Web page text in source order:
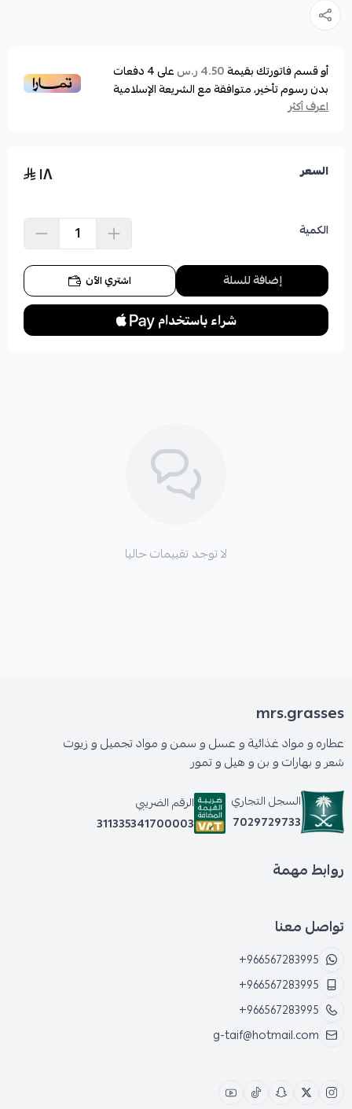
أو قسم فاتورتك بقيمة4.50 ر.س على4دفعات
بدون رسوم تأخير، متوافقة مع الشريعة الإسلامية
اعرف أكثر
السعر ١٨
الكمية
إضافة للسلة اشتري الآن
لا توجد تقييمات حاليا
mrs.grasses
عطاره و مواد غذائية و عسل و سمن و مواد تجميل و زيوت
شعر و بهارات و بن و هيل و تمور
السجل التجاري
7029729733
الرقم الضريبي
311335341700003
روابط مهمة
تواصل معنا
+966567283995
+966567283995
+966567283995
g-taif@hotmail.com